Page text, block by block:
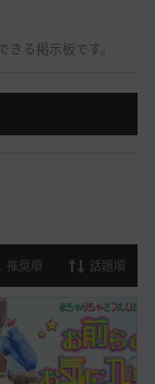
る掲示板です。
推奨順 話題順